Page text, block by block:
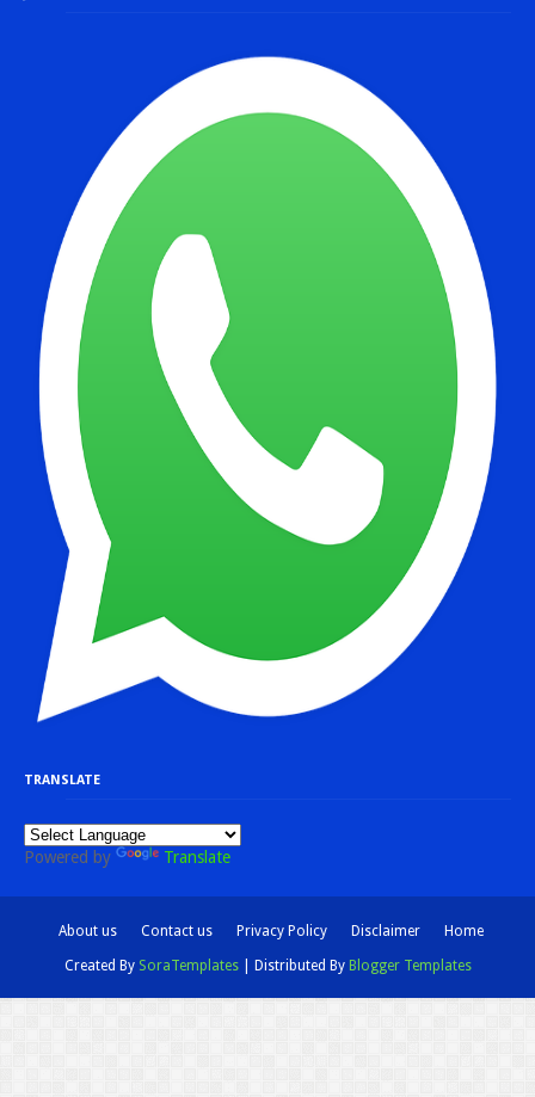
TRANSLATE
Powered by Translate
About us Contact us Privacy Policy Disclaimer Home
Created By SoraTemplates| Distributed By Blogger Templates